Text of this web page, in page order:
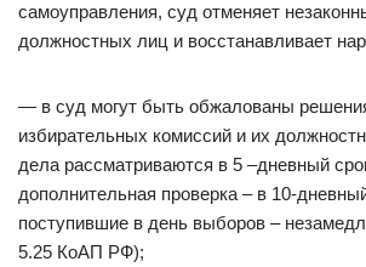
самоуправления, суд отменяет
должностных лиц и восстанавливает
— в суд могут быть обжалованы
избирательных комиссий и их
дела рассматриваются в 5 –дневный
дополнительная проверка – в 10-
поступившие в день выборов –
5.25 КоАП РФ);